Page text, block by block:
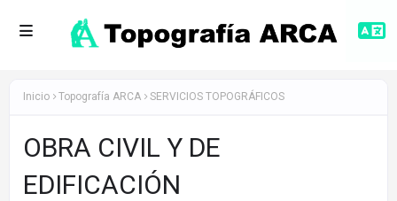
Inicio Topografía ARCA SERVICIOS TOPOGRÁFICOS
OBRA CIVIL Y DE
EDIFICACIÓN